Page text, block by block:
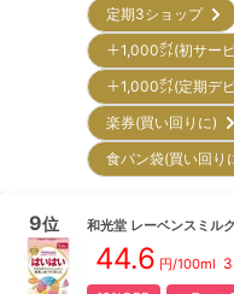
定期3ショップ
＋1,000㌽(初サー
＋1,000㌽(定期デ
楽券(買い回りに)
食パン袋(買い回
9位 和光堂 レーベンスミル
44.6 円/100ml